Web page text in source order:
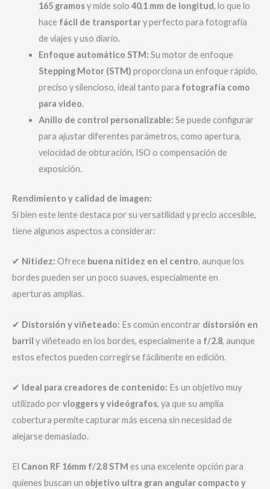
165 gramosy mide solo 40.1 mm de longitud, lo que lo
hace fácil de transportary perfecto para fotografía
de viajes y uso diario.
Enfoque automático STM: Su motor de enfoque
Stepping Motor (STM) proporciona un enfoque rápido,
preciso y silencioso, ideal tanto para fotografía como
para video.
Anillo de control personalizable: Se puede configurar
para ajustar diferentes parámetros, como apertura,
velocidad de obturación, ISO o compensación de
exposición.
Rendimiento y calidad de imagen:
Si bien este lente destaca por su versatilidad y precio accesible,
tiene algunos aspectos a considerar:
✔ Nitidez: Ofrece buena nitidez en el centro, aunque los
bordes pueden ser un poco suaves, especialmente en
aperturas amplias.
✔ Distorsión y viñeteado: Es común encontrar distorsión en
barril y viñeteado en los bordes, especialmente a f/2.8, aunque
estos efectos pueden corregirse fácilmente en edición.
✔ Ideal para creadores de contenido: Es un objetivo muy
utilizado por vloggers y videógrafos, ya que su amplia
cobertura permite capturar más escena sin necesidad de
alejarse demasiado.
El Canon RF 16mm f/2.8 STM es una excelente opción para
quienes buscan un objetivo ultra gran angular compacto y